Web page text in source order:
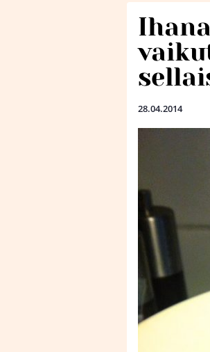
28.04.2014